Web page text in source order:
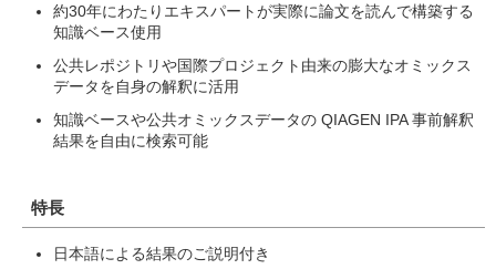
約30年にわたりエキスパートが実際に論文を読んで構築する
知識ベース使用
公共レポジトリや国際プロジェクト由来の膨大なオミックス
データを自身の解釈に活用
知識ベースや公共オミックスデータの QIAGEN IPA 事前解釈
結果を自由に検索可能
特長
日本語による結果のご説明付き